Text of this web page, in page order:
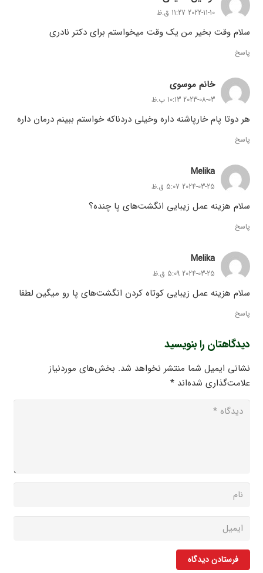
2022-11-10 11:27 ق.ظ
سلام وقت بخیر من یک وقت میخواستم برای دکتر نادری
پاسخ
خانم موسوی
2023-08-03 10:13 ب.ظ
هر دوتا پام خارپاشنه داره وخیلی دردناکه خواستم ببینم درمان داره
پاسخ
Melika
2024-03-25 5:07 ق.ظ
سلام هزینه عمل زیبایی انگشت‌های پا چنده؟
پاسخ
Melika
2024-03-25 5:09 ق.ظ
سلام هزینه عمل زیبایی کوتاه کردن انگشت‌های پا رو میگین لطفا
پاسخ
دیدگاهتان را بنویسید
نشانی ایمیل شما منتشر نخواهد شد. بخش‌های موردنیاز
علامت‌گذاری شده‌اند*
فرستادن دیدگاه